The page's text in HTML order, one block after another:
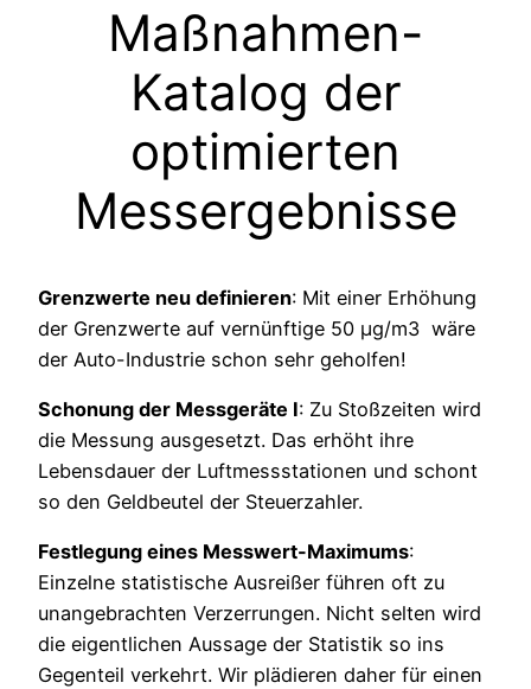
Maßnahmen-
Katalog der
optimierten
Messergebnisse
Grenzwerte neu definieren: Mit einer Erhöhung
der Grenzwerte auf vernünftige 50 µg/m3 wäre
der Auto-Industrie schon sehr geholfen!
Schonung der Messgeräte I: Zu Stoßzeiten wird
die Messung ausgesetzt. Das erhöht ihre
Lebensdauer der Luftmessstationen und schont
so den Geldbeutel der Steuerzahler.
Festlegung eines Messwert-Maximums:
Einzelne statistische Ausreißer führen oft zu
unangebrachten Verzerrungen. Nicht selten wird
die eigentlichen Aussage der Statistik so ins
Gegenteil verkehrt. Wir plädieren daher für einen